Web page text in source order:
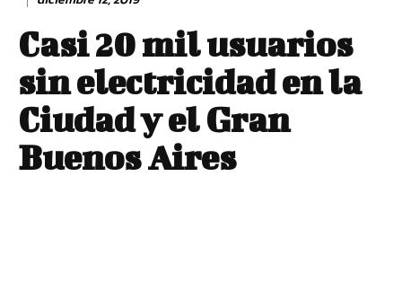
Casi 20 mil usuarios
sin electricidad en la
Ciudad y el Gran
Buenos Aires